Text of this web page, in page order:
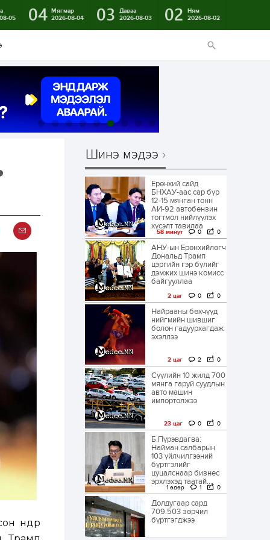
05
04 Мягмар
2026-08-04
03
Даваа
2026-08-03
02
Ням
2026-08-02
өндөр
Шинэ мэдээ
Ерөнхий сайд
БНХАУ-аас сар бүр
12-15 мянган тонн
АИ-92 автобензин
тогтмол нийлүүлэх
хүсэлт тавилаа
58 минут 0 0
АНУ-ын Ерөнхийлөгч
Дональд Трамп
цэргийн гэр бүлийг
дэмжих шинэ комисс
байгууллаа
2 цаг 0 0
Найрааны бөхчүүд
нийгмийн шившиг
болон гадуурхагдаж
эхэллээ
2 цаг 2 0
Сүүлийн 10 жилд 700
мянга гаруй суудлын
авто машин
импортолжээ
23 цаг 0 0
Б.Пүрэвдагва:
Найман салбарын
103 үйлчилгээний
бүртгэлийг
цуцалснаар бизнес
эрхлэхэд таатай...
1 өдөр 1 0
Долдугаар сард
709.503 зөрчил
бүртгэгджээ